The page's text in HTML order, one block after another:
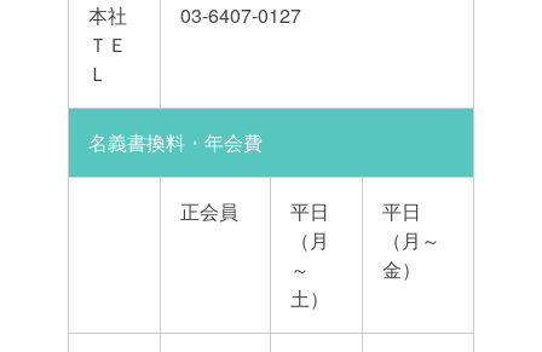
本社
ＴＥ
Ｌ
03-6407-0127
名義書換料・年会費
正会員
平日
（月
～
土）
平日
（月～
金）